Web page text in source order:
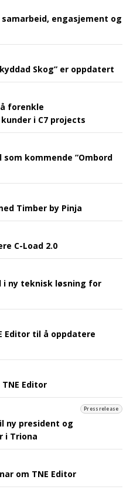
engasjement og
Skog” er oppdatert
forenkle
i C7 projects
kommende ”Ombord
Timber by Pinja
C-Load 2.0
ny teknisk løsning for
Editor til å oppdatere
Editor
Pressrelease
ny president og
i Triona
om TNE Editor